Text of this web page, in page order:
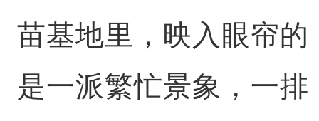
苗基地里，映入眼帘的
是一派繁忙景象，一排